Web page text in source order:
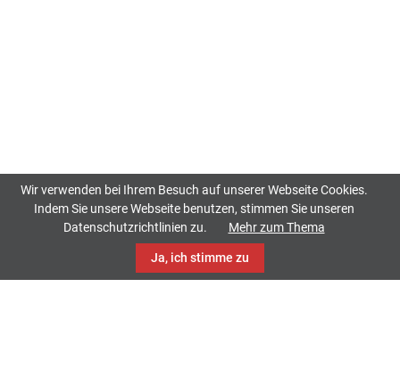
Wir verwenden bei Ihrem Besuch auf unserer Webseite Cookies.
Indem Sie unsere Webseite benutzen, stimmen Sie unseren
Datenschutzrichtlinien zu.
Mehr zum Thema
Ja, ich stimme zu